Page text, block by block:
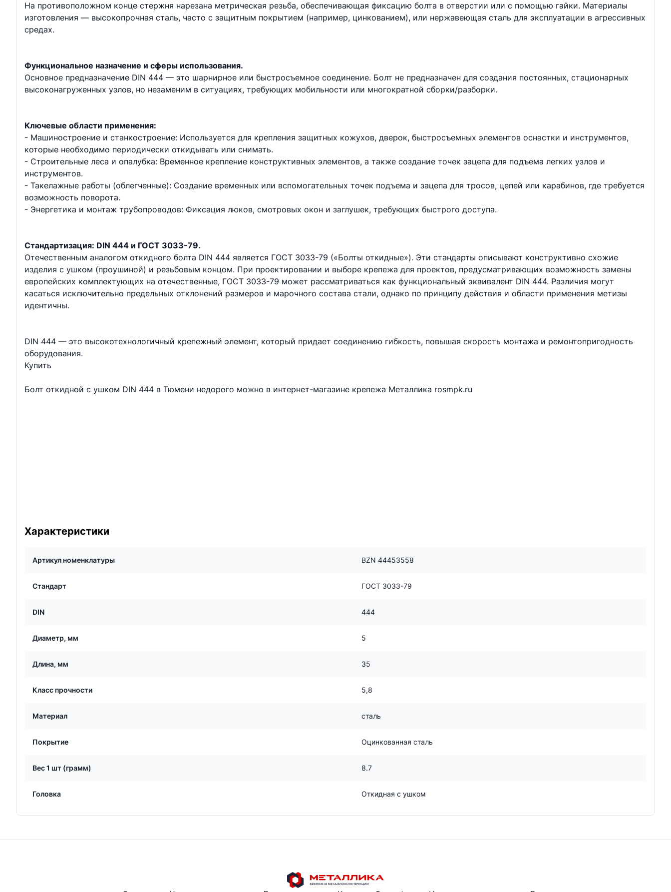
На противоположном конце стержня нарезана метрическая резьба, обеспечивающая фиксацию болта в отверстии или с помощью гайки. Материалы
изготовления — высокопрочная сталь, часто с защитным покрытием (например, цинкованием), или нержавеющая сталь для эксплуатации в агрессивных
средах.
Функциональное назначение и сферы использования.
Основное предназначение DIN 444 — это шарнирное или быстросъемное соединение. Болт не предназначен для создания постоянных, стационарных
высоконагруженных узлов, но незаменим в ситуациях, требующих мобильности или многократной сборки/разборки.
Ключевые области применения:
- Машиностроение и станкостроение: Используется для крепления защитных кожухов, дверок, быстросъемных элементов оснастки и инструментов,
которые необходимо периодически откидывать или снимать.
- Строительные леса и опалубка: Временное крепление конструктивных элементов, а также создание точек зацепа для подъема легких узлов и
инструментов.
- Такелажные работы (облегченные): Создание временных или вспомогательных точек подъема и зацепа для тросов, цепей или карабинов, где требуется
возможность поворота.
- Энергетика и монтаж трубопроводов: Фиксация люков, смотровых окон и заглушек, требующих быстрого доступа.
Стандартизация: DIN 444 и ГОСТ 3033-79.
Отечественным аналогом откидного болта DIN 444 является ГОСТ 3033-79 («Болты откидные»). Эти стандарты описывают конструктивно схожие
изделия с ушком (проушиной) и резьбовым концом. При проектировании и выборе крепежа для проектов, предусматривающих возможность замены
европейских комплектующих на отечественные, ГОСТ 3033-79 может рассматриваться как функциональный эквивалент DIN 444. Различия могут
касаться исключительно предельных отклонений размеров и марочного состава стали, однако по принципу действия и области применения метизы
идентичны.
DIN 444 — это высокотехнологичный крепежный элемент, который придает соединению гибкость, повышая скорость монтажа и ремонтопригодность
оборудования.
Купить
Болт откидной с ушком DIN 444 в Тюмени недорого можно в интернет-магазине крепежа Металлика rosmpk.ru
Характеристики
Артикул номенклатуры BZN 44453558
Стандарт ГОСТ 3033-79
DIN 444
Диаметр, мм 5
Длина, мм 35
Класс прочности 5,8
Материал сталь
Покрытие Оцинкованная сталь
Вес 1 шт (грамм) 8.7
Головка Откидная с ушком